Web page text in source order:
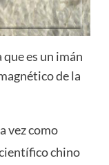
es un imán
de la
vez como
chino